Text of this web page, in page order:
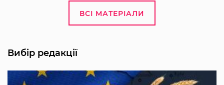
ВСІ МАТЕРІАЛИ
Вибір редакції